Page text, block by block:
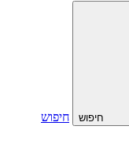
חיפוש
חיפוש